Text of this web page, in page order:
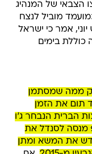
הצבאי של המנהיג
מוביל לנצח
אמר כי ישראל
בימים
ממה שמסתמן
תום את הזמן
הברית הנבחר ג'ו
מנסה לסנדל את
את המשא ומתן